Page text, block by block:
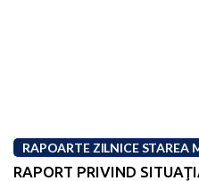
RAPOARTE ZILNICE STAREA
RAPORT PRIVIND